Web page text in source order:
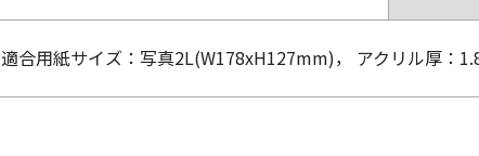
適合用紙サイズ：写真2L(W178xH127mm)， アクリル厚：